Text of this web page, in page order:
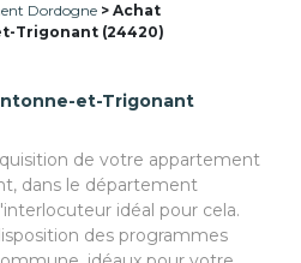
Dordogne
Achat
Trigonant (24420)
et-Trigonant
de votre appartement
dans le département
idéal pour cela.
des programmes